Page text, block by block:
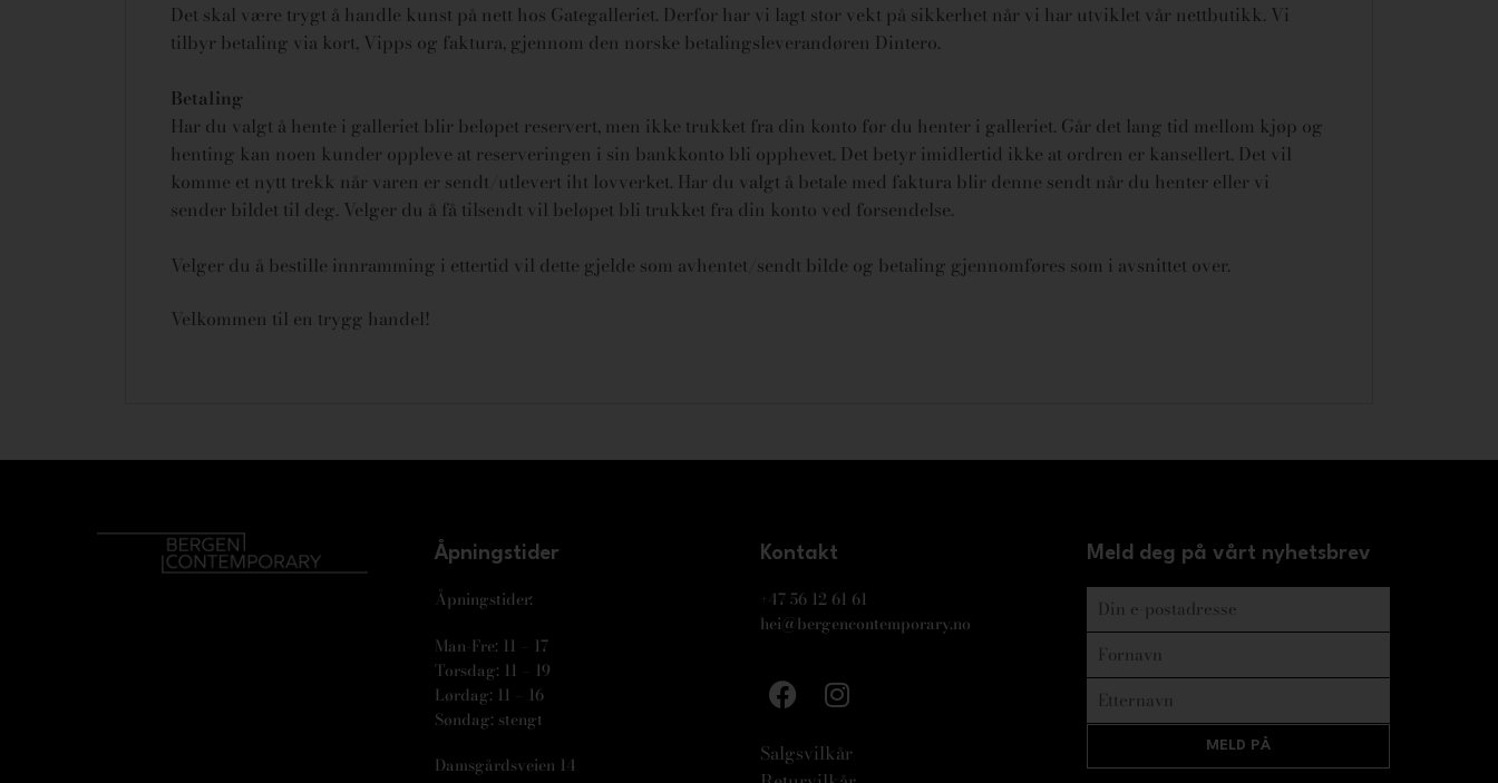
Det skal være trygt å handle kunst på nett hos Gategalleriet. Derfor har vi lagt stor vekt på sikkerhet når vi har utviklet vår nettbutikk. Vi
tilbyr betaling via kort, Vipps og faktura, gjennom den norske betalingsleverandøren Dintero.
Betaling
Har du valgt å hente i galleriet blir beløpet reservert, men ikke trukket fra din konto før du henter i galleriet. Går det lang tid mellom kjøp og
henting kan noen kunder oppleve at reserveringen i sin bankkonto bli opphevet. Det betyr imidlertid ikke at ordren er kansellert. Det vil
komme et nytt trekk når varen er sendt/utlevert iht lovverket. Har du valgt å betale med faktura blir denne sendt når du henter eller vi
sender bildet til deg. Velger du å få tilsendt vil beløpet bli trukket fra din konto ved forsendelse.
Velger du å bestille innramming i ettertid vil dette gjelde som avhentet/sendt bilde og betaling gjennomføres som i avsnittet over.
Velkommen til en trygg handel!
Åpningstider
Åpningstider:
Man-Fre: 11 – 17
Torsdag: 11 – 19
Lørdag: 11 – 16
Søndag: stengt
Damsgårdsveien 14
Kontakt
+47 56 12 61 61
hei@bergencontemporary.no
Salgsvilkår
Meld deg på vårt nyhetsbrev
MELD PÅ